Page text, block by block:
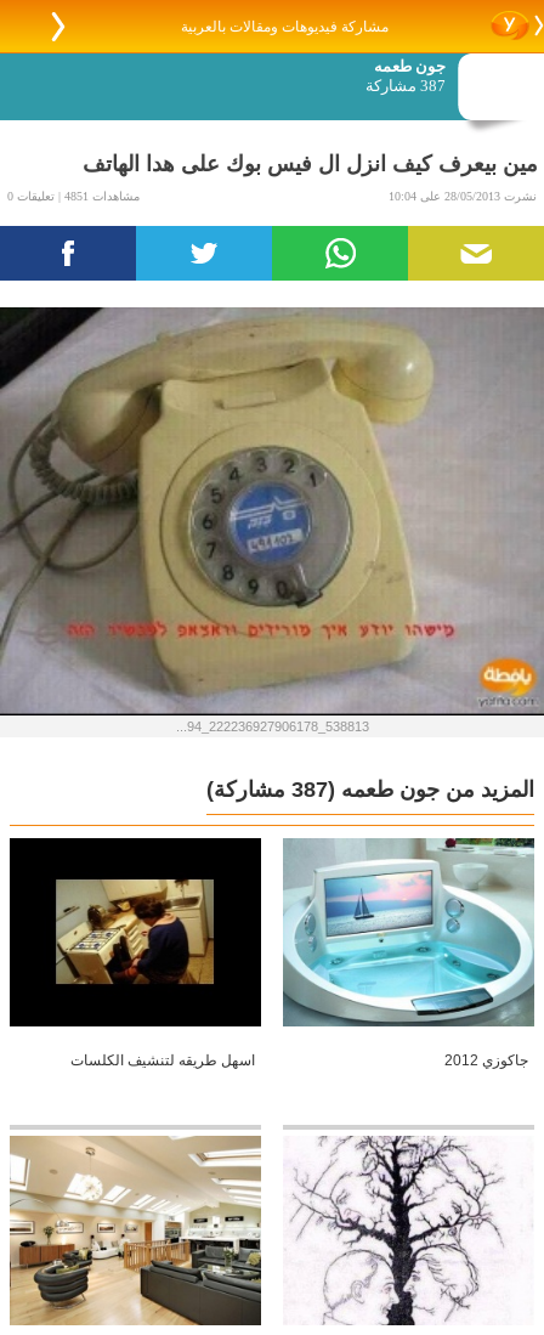
مشاركة فيديوهات ومقالات بالعربية
جون طعمه
387 مشاركة
مين بيعرف كيف انزل ال فيس بوك على هدا الهاتف
نشرت 28/05/2013 على 10:04 مشاهدات 4851 | تعليقات 0
538813_222236927906178_94...
المزيد من جون طعمه (387 مشاركة)
جاكوزي 2012 اسهل طريقه لتنشيف الكلسات